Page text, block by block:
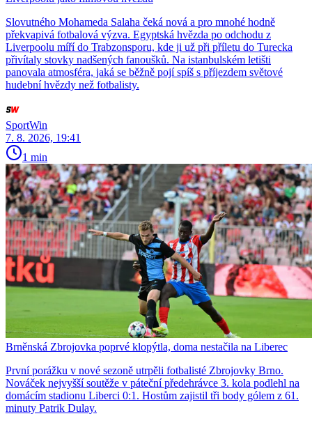
Slovutného Mohameda Salaha čeká nová a pro mnohé hodně
překvapivá fotbalová výzva. Egyptská hvězda po odchodu z
Liverpoolu míří do Trabzonsporu, kde ji už při příletu do Turecka
přivítaly stovky nadšených fanoušků. Na istanbulském letišti
panovala atmosféra, jaká se běžně pojí spíš s příjezdem světové
hudební hvězdy než fotbalisty.
SportWin
7. 8. 2026, 19:41
1 min
Brněnská Zbrojovka poprvé klopýtla, doma nestačila na Liberec
První porážku v nové sezoně utrpěli fotbalisté Zbrojovky Brno.
Nováček nejvyšší soutěže v páteční předehrávce 3. kola podlehl na
domácím stadionu Liberci 0:1. Hostům zajistil tři body gólem z 61.
minuty Patrik Dulay.